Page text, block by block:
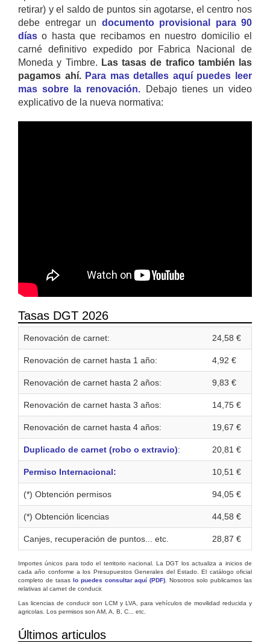
retirar) y el saldo de puntos sin agotarse, el centro nos
debe entregar un documento provisional para 90
días o hasta que recibamos en nuestro domicilio el
carné definitivo expedido por Fabrica Nacional de
Moneda y Timbre. Las tasas de trafico también las
pagamos ahí. Para mas detalles aquí puedes leer
mas sobre la renovación. Debajo tienes un video
explicativo de la nueva normativa:
Tasas DGT 2026
Renovación de carnet: 24,58 €
Renovación de carnet hasta 1 año: 4,92 €
Renovación de carnet hasta 2 años: 9,83 €
Renovación de carnet hasta 3 años: 14,75 €
Renovación de carnet hasta 4 años: 19,67 €
Duplicado de carnet (robo o extravio): 20,81 €
Permiso Internacional: 10,51 €
(*) Obtención permisos 94,05 €
(*) Obtención licencias 44,58 €
Canjes, recuperación de puntos... etc. 28,87 €
Importes únicos para todo el territorio nacional. La DGT los actualiza a inicios de
cada año conforme a los Presupuestos Generales del Estado. El catálogo oficial
completo de tasas lo puedes consultar aquí (PDF) . Nosotros solo publicamos las
relativas al carnet de conducir.
Las licencias de conducir son LCM y LVA, para vehículos de movilidad reducida y
agricolas. Los permisos son AM, A, B, C... etc.
Últimos articulos